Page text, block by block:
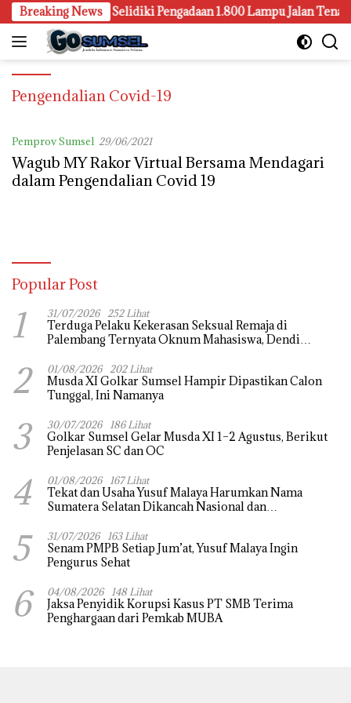
Langsung
ke
konten
Breaking News
Palembang Juga Selidiki Pengadaan 1.800 Lampu Jalan
Pengendalian Covid-19
Pemprov Sumsel 29/06/2021
Wagub MY Rakor Virtual Bersama Mendagari
dalam Pengendalian Covid 19
Popular Post
1 31/07/2026 252 Lihat
Terduga Pelaku Kekerasan Seksual Remaja di
Palembang Ternyata Oknum Mahasiswa, Dendi
2 01/08/2026 202 Lihat
Musda XI Golkar Sumsel Hampir Dipastikan Calon
Tunggal, Ini Namanya
3 30/07/2026 186 Lihat
Golkar Sumsel Gelar Musda XI 1–2 Agustus, Berikut
Penjelasan SC dan OC
4 01/08/2026 167 Lihat
Tekat dan Usaha Yusuf Malaya Harumkan Nama
Sumatera Selatan Dikancah Nasional dan
5 31/07/2026 163 Lihat
Senam PMPB Setiap Jum’at, Yusuf Malaya Ingin
Pengurus Sehat
6 04/08/2026 148 Lihat
Jaksa Penyidik Korupsi Kasus PT SMB Terima
Penghargaan dari Pemkab MUBA